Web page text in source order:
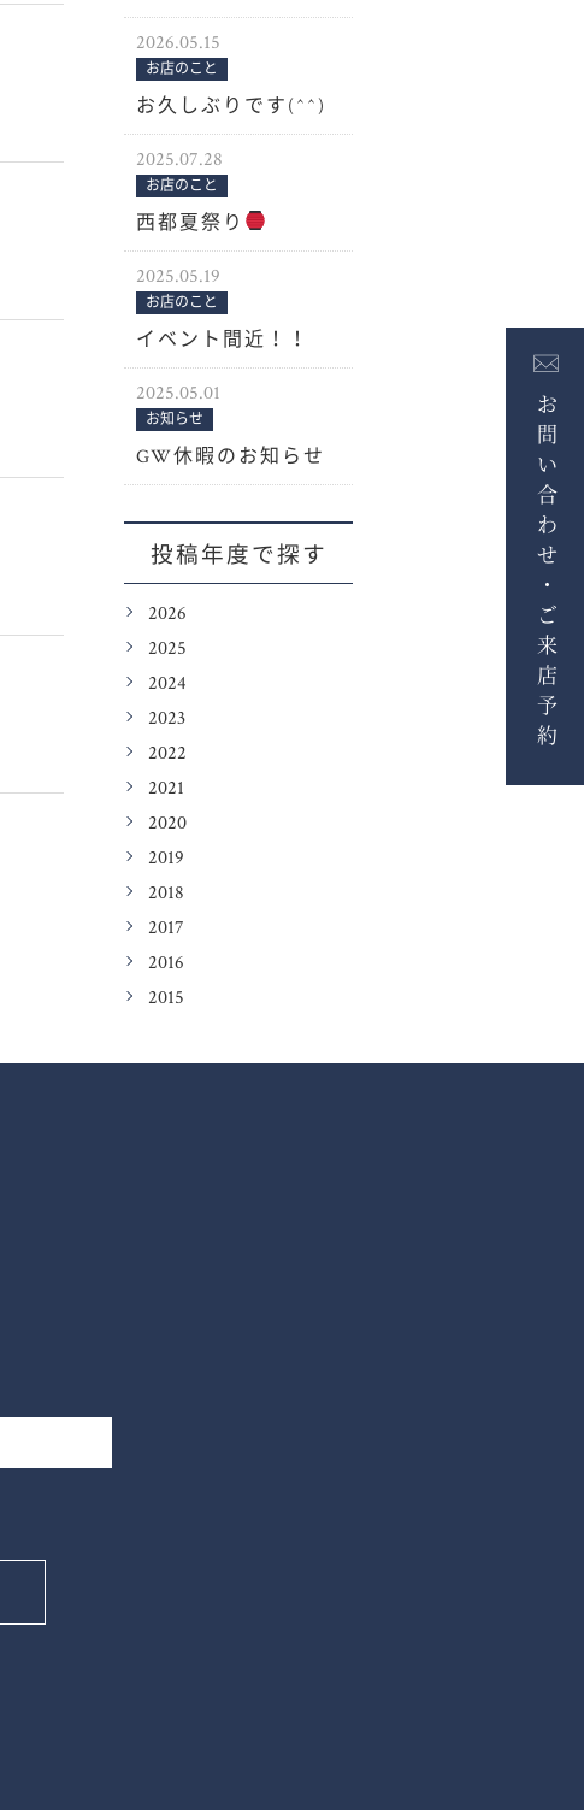
2026.05.15
お店のこと
お久しぶりです(^^)
2025.07.28
お店のこと
西都夏祭り
2025.05.19
お店のこと
イベント間近！！
2025.05.01
お知らせ
GW休暇のお知らせ
投稿年度で探す
2026
2025
2024
2023
2022
2021
2020
2019
2018
2017
2016
2015
お問い合わせ・ご来店予約